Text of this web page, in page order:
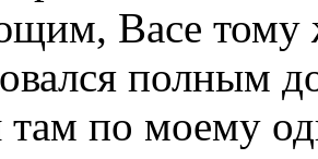
Васе тому
полным
там по моему